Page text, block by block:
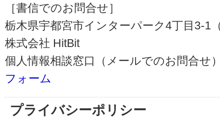
［書信でのお問合せ］
栃木県宇都宮市インターパーク4丁目3-1
株式会社 HitBit
個人情報相談窓口（メールでのお問合せ
フォーム
プライバシーポリシー